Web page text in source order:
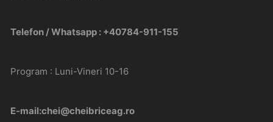
Telefon / Whatsapp : +40784-911-155
Program : Luni-Vineri 10-16
E-mail:chei@cheibriceag.ro